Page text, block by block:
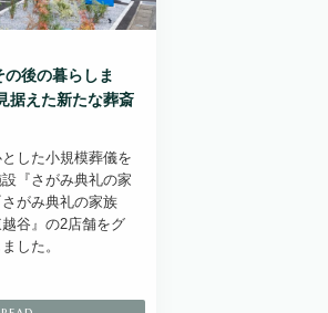
後の暮らしま
据えた新たな葬斎
した小規模葬儀を
『さがみ典礼の家
がみ典礼の家族
谷』の2店舗をグ
した。